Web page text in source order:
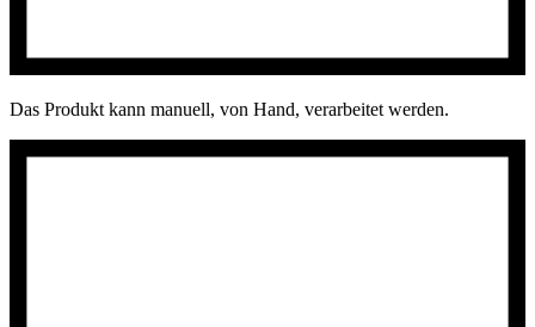
Das Produkt kann manuell, von Hand, verarbeitet werden.